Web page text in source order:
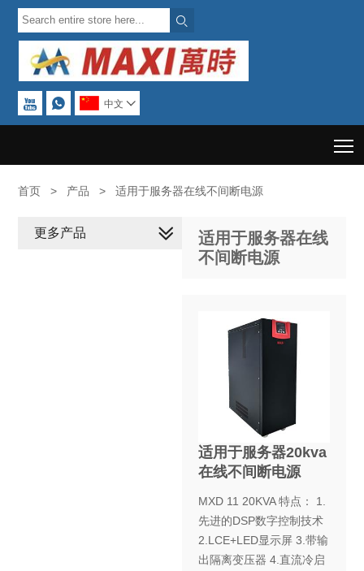

  中文 
首页 > 产品 > 适用于服务器在线不间断电源
适用于服务器在线
不间断电源
适用于服务器20kva
在线不间断电源
MXD 11 20KVA 特点： 1.
先进的DSP数字控制技术
2.LCE+LED显示屏 3.带输
出隔离变压器 4.直流冷启
更多产品